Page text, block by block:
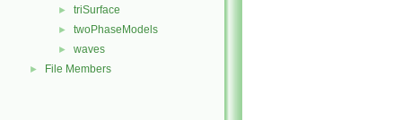
► triSurface
► twoPhaseModels
► waves
► File Members